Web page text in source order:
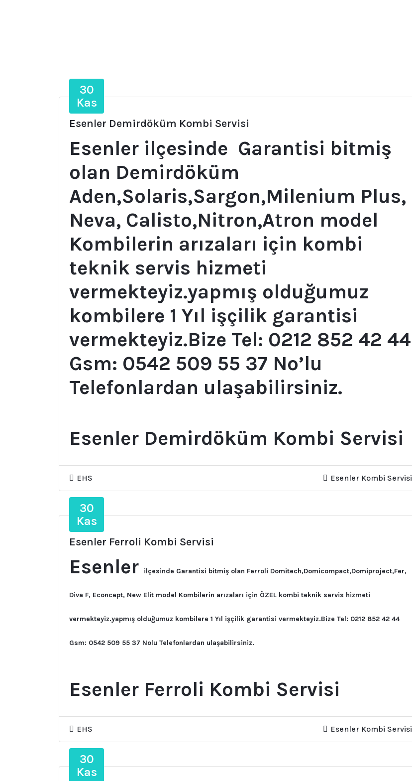
30
Kas
Esenler Demirdöküm Kombi Servisi
Esenler ilçesinde Garantisi bitmiş
olan Demirdöküm
Aden,Solaris,Sargon,Milenium Plus,
Neva, Calisto,Nitron,Atron model
Kombilerin arızaları için kombi
teknik servis hizmeti
vermekteyiz.yapmış olduğumuz
kombilere 1 Yıl işçilik garantisi
vermekteyiz.Bize Tel: 0212 852 42 44
Gsm: 0542 509 55 37 No’lu
Telefonlardan ulaşabilirsiniz.
Esenler Demirdöküm Kombi Servisi
EHS Esenler Kombi Servisi
30
Kas
Esenler Ferroli Kombi Servisi
Esenler ilçesinde Garantisi bitmiş olan Ferroli Domitech,Domicompact,Domiproject,Fer,
Diva F, Econcept, New Elit model Kombilerin arızaları için ÖZEL kombi teknik servis hizmeti
vermekteyiz.yapmış olduğumuz kombilere 1 Yıl işçilik garantisi vermekteyiz.Bize Tel: 0212 852 42 44
Gsm: 0542 509 55 37 Nolu Telefonlardan ulaşabilirsiniz.
Esenler Ferroli Kombi Servisi
EHS Esenler Kombi Servisi
30
Kas